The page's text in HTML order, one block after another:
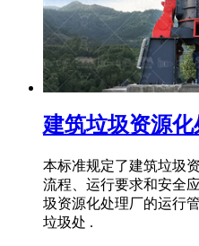
建筑垃圾资源
本标准规定了建筑垃圾
流程、运行要求和安全
圾资源化处理厂的运行
垃圾处 .